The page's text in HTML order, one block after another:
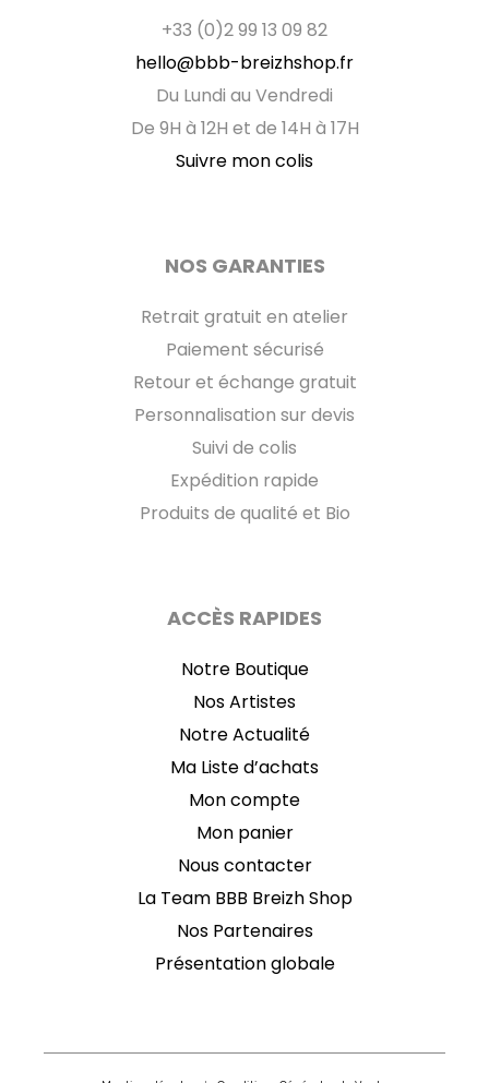
+33 (0)2 99 13 09 82
hello@bbb-breizhshop.fr
Du Lundi au Vendredi
De 9H à 12H et de 14H à 17H
Suivre mon colis
NOS GARANTIES
Retrait gratuit en atelier
Paiement sécurisé
Retour et échange gratuit
Personnalisation sur devis
Suivi de colis
Expédition rapide
Produits de qualité et Bio
ACCÈS RAPIDES
Notre Boutique
Nos Artistes
Notre Actualité
Ma Liste d’achats
Mon compte
Mon panier
Nous contacter
La Team BBB Breizh Shop
Nos Partenaires
Présentation globale